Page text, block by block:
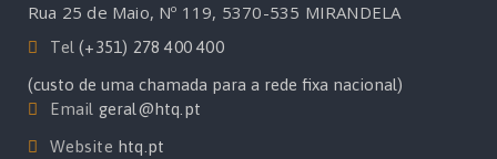
Rua 25 de Maio, Nº 119, 5370-535 MIRANDELA
Tel(+351) 278 400 400
(custo de uma chamada para a rede fixa nacional)
Email geral@htq.pt
Website htq.pt